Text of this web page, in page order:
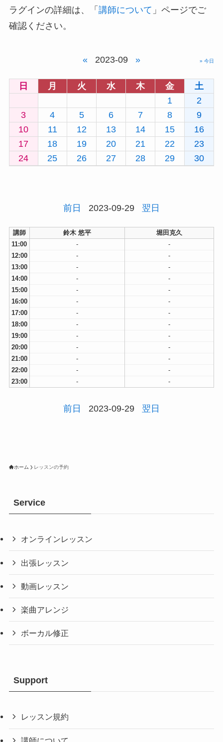
ラグインの詳細は、「 講師について 」ページでご
確認ください。
« 2023-09 » » 今日
日 月 火 水 木 金
土
1
2
3
4 5 6 7 8
9
10
11 12 13 14 15
16
17
18 19 20 21 22
23
24
25 26 27 28 29 30
前日 2023-09-29 翌日
講師 鈴木 悠平
堀田克久
11:00
-
-
12:00
-
-
13:00
-
-
14:00
-
-
15:00
-
-
16:00
-
-
17:00
-
-
18:00
-
-
19:00
-
-
20:00
-
-
21:00
-
-
22:00
-
-
23:00
- -
前日 2023-09-29 翌日
ホーム レッスンの予約
Service
オンラインレッスン
出張レッスン
動画レッスン
楽曲アレンジ
ボーカル修正
Support
レッスン規約